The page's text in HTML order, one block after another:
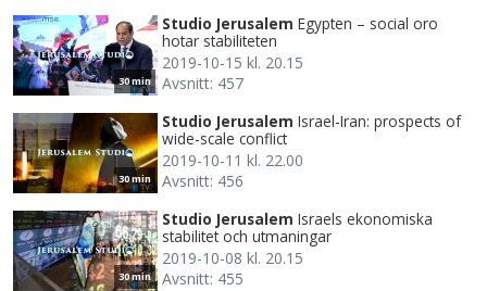
30 min
Studio Jerusalem Egypten – social oro
hotar stabiliteten
2019-10-15 kl. 20.15
Avsnitt: 457
30 min
Studio Jerusalem Israel-Iran: prospects of
wide-scale conflict
2019-10-11 kl. 22.00
Avsnitt: 456
30 min
Studio Jerusalem Israels ekonomiska
stabilitet och utmaningar
2019-10-08 kl. 20.15
Avsnitt: 455